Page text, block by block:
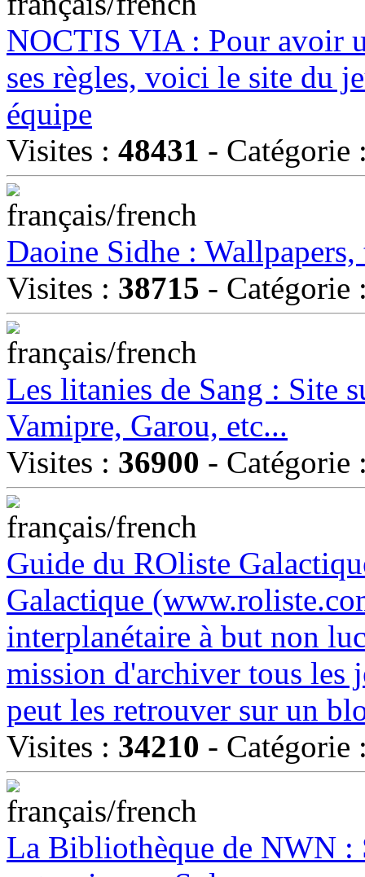
NOCTIS VIA : Pour avoir
ses règles, voici le site du
équipe
Visites : 48431 -
Daoine Sidhe :
Visites : 38715 -
Les litanies de Sang : Site
Vamipre, Garou, etc...
Visites : 36900 -
Guide du ROliste
Galactique
interplanétaire à but non
mission d'archiver tous les
peut les retrouver sur un
Visites : 34210 -
La Bibliothèque de NWN :